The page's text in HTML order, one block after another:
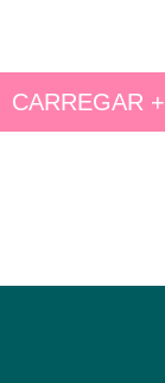
CARREGAR +